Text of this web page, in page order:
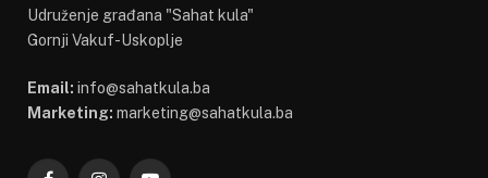
Udruženje građana "Sahat kula"
Gornji Vakuf-Uskoplje
Email: info@sahatkula.ba
Marketing: marketing@sahatkula.ba